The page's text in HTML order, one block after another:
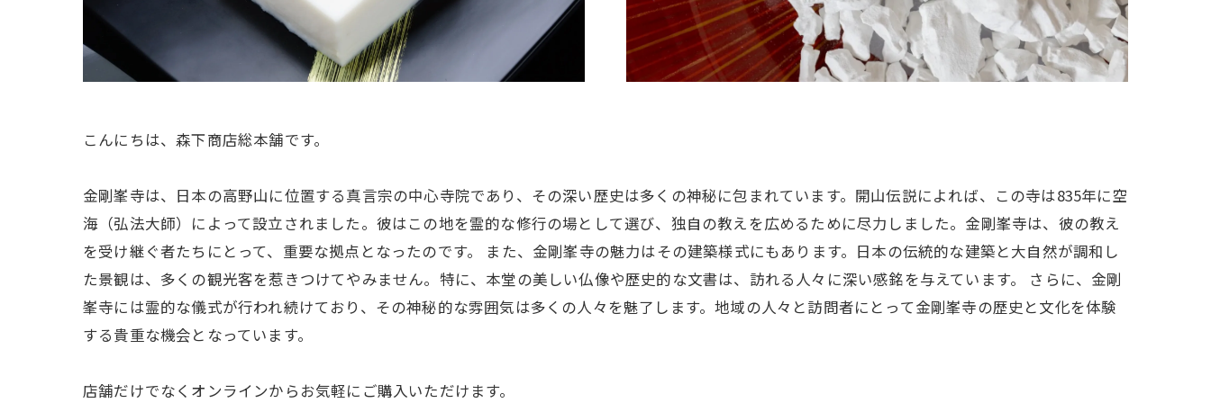
こんにちは、森下商店総本舗です。
金剛峯寺は、日本の高野山に位置する真言宗の中心寺院であり、その深い歴史は多くの神秘に包まれています。開山伝説によれば、この寺は835年に空
海（弘法大師）によって設立されました。彼はこの地を霊的な修行の場として選び、独自の教えを広めるために尽力しました。金剛峯寺は、彼の教え
を受け継ぐ者たちにとって、重要な拠点となったのです。 また、金剛峯寺の魅力はその建築様式にもあります。日本の伝統的な建築と大自然が調和し
た景観は、多くの観光客を惹きつけてやみません。特に、本堂の美しい仏像や歴史的な文書は、訪れる人々に深い感銘を与えています。 さらに、金剛
峯寺には霊的な儀式が行われ続けており、その神秘的な雰囲気は多くの人々を魅了します。地域の人々と訪問者にとって金剛峯寺の歴史と文化を体験
する貴重な機会となっています。
店舗だけでなくオンラインからお気軽にご購入いただけます。